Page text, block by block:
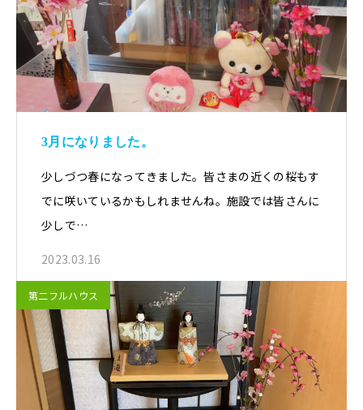
3月になりました。
少しづつ春になってきました。皆さまの近くの桜もす
でに咲いているかもしれませんね。施設では皆さんに
少しで…
2023.03.16
第二フルハウス